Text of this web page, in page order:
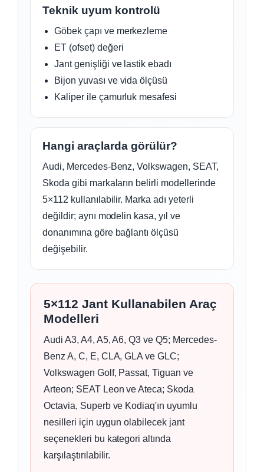
Teknik uyum kontrolü
Göbek çapı ve merkezleme
ET (ofset) değeri
Jant genişliği ve lastik ebadı
Bijon yuvası ve vida ölçüsü
Kaliper ile çamurluk mesafesi
Hangi araçlarda görülür?
Audi, Mercedes-Benz, Volkswagen, SEAT,
Skoda gibi markaların belirli modellerinde
5×112 kullanılabilir. Marka adı yeterli
değildir; aynı modelin kasa, yıl ve
donanımına göre bağlantı ölçüsü
değişebilir.
5×112 Jant Kullanabilen Araç
Modelleri
Audi A3, A4, A5, A6, Q3 ve Q5; Mercedes-
Benz A, C, E, CLA, GLA ve GLC;
Volkswagen Golf, Passat, Tiguan ve
Arteon; SEAT Leon ve Ateca; Skoda
Octavia, Superb ve Kodiaq'ın uyumlu
nesilleri için uygun olabilecek jant
seçenekleri bu kategori altında
karşılaştırılabilir.